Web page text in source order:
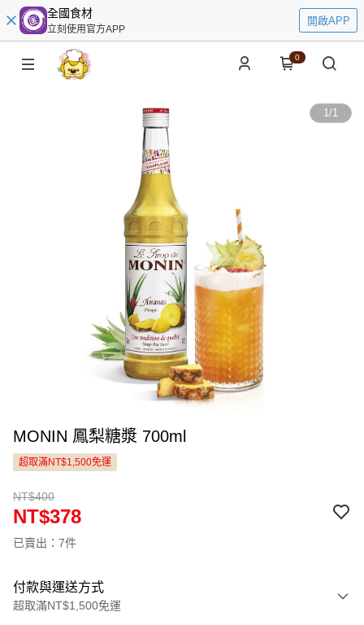
全國食材
立刻使用官方APP
開啟APP
0
1/1
MONIN 鳳梨糖漿 700ml
超取滿NT$1,500免運
NT$400
NT$378
已賣出：7件
付款與運送方式
超取滿NT$1,500免運